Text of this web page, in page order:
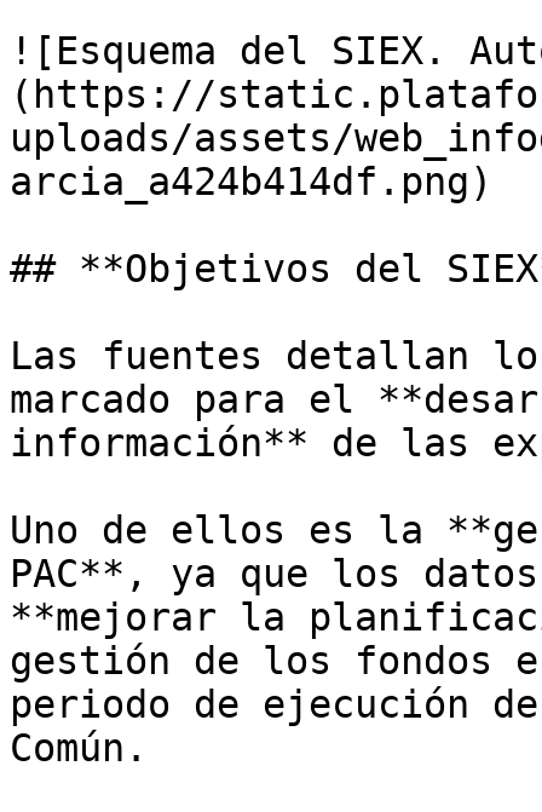
![Esquema del SIEX.
(https://
uploads/assets/
arcia_a424b414df.png)
## **Objetivos del
Las fuentes detallan
marcado para el
información** de las
Uno de ellos es la
PAC**, ya que los
**mejorar la
gestión de los fondos
periodo de ejecución
Común.